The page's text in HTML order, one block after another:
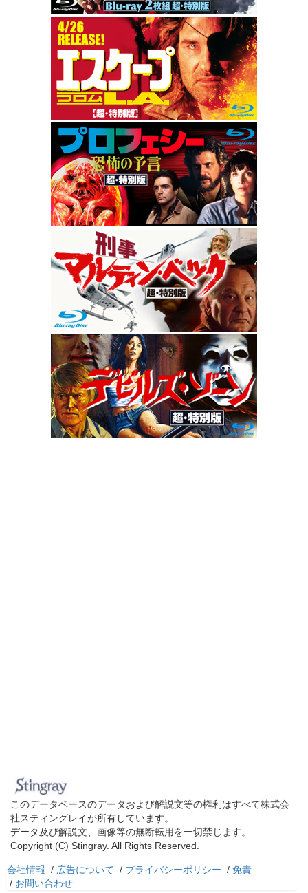
このデータベースのデータおよび解説文等の権利はすべて株式会
社スティングレイが所有しています。
データ及び解説文、画像等の無断転用を一切禁じます。
Copyright (C) Stingray. All Rights Reserved.
会社情報 / 広告について / プライバシーポリシー / 免責
/ お問い合わせ